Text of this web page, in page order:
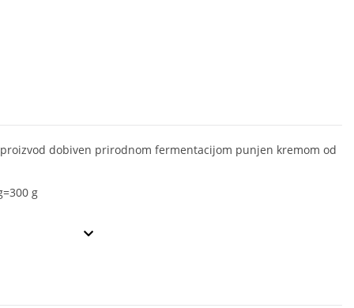
proizvod dobiven prirodnom fermentacijom punjen kremom od
g